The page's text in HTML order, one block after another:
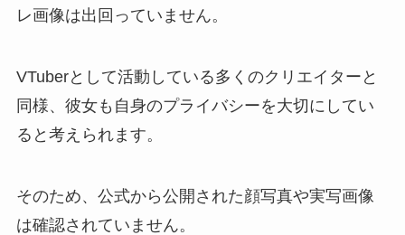
レ画像は出回っていません。
VTuberとして活動している多くのクリエイターと
同様、彼女も自身のプライバシーを大切にしてい
ると考えられます。
そのため、公式から公開された顔写真や実写画像
は確認されていません。